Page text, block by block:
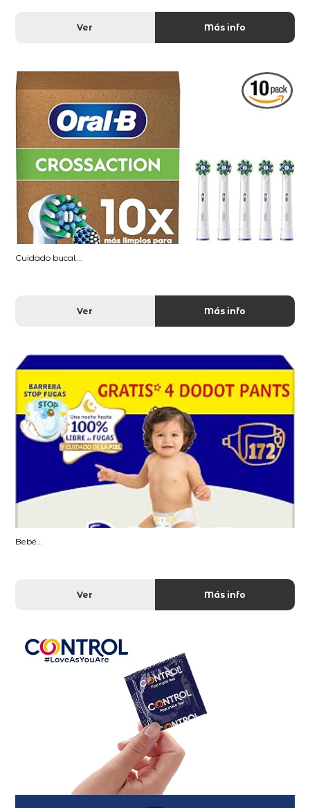
Ver Más info
Cuidado bucal...
Ver Más info
Bebé...
Ver Más info